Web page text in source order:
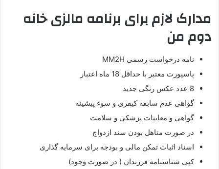
مدارک لازم برای برنامه مالزی خانه
دوم من
نامه درخواست رسمی MM2H
پاسپورت معتبر با حداقل 18 ماه اعتبار
8 عدد عکس رنگی جدید
گواهی عدم سابقه کیفری و سوء پیشینه
گواهی و معاینات پزشکی و سلامت
در صورت متاهل بودن سند ازدواج
اسناد اثبات تمکن مالی و بودجه برای سرمایه گذاری
کپی شناسنامه فرزندان ( در صورت وجود)